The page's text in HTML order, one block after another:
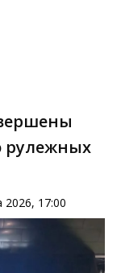
рулежных
2026, 17:00